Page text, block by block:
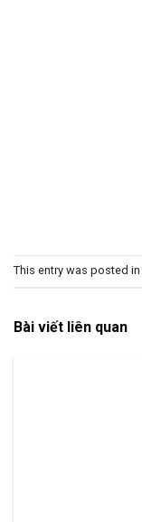
This entry was posted in
Bài viết liên quan